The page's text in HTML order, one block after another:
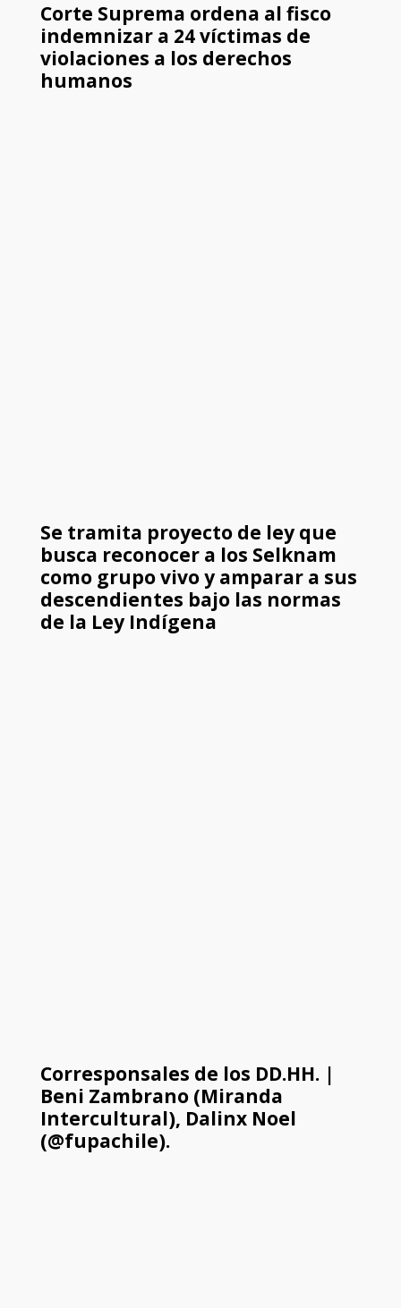
Corte Suprema ordena al fisco
indemnizar a 24 víctimas de
violaciones a los derechos
humanos
Se tramita proyecto de ley que
busca reconocer a los Selknam
como grupo vivo y amparar a sus
descendientes bajo las normas
de la Ley Indígena
Corresponsales de los DD.HH. |
Beni Zambrano (Miranda
Intercultural), Dalinx Noel
(@fupachile).